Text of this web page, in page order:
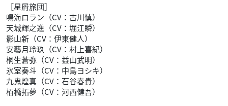
［星屑旅団］
鳴海ロラン（CV：古川慎）
天城輝之進（CV：堀江瞬）
影山新（CV：伊東健人）
安藝月玲玖（CV：村上喜紀）
桐生蒼弥（CV：益山武明）
氷室奏斗（CV：中島ヨシキ）
九鬼煌真（CV：石谷春貴）
栢橋拓夢（CV：河西健吾）